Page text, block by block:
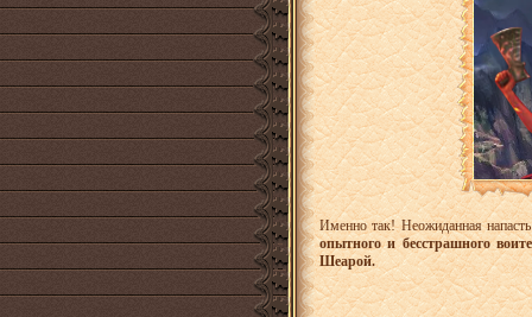
Именно так! Неожиданная
опытного и бесстрашного
Шеарой.